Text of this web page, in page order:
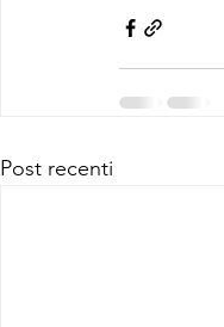
Post recenti